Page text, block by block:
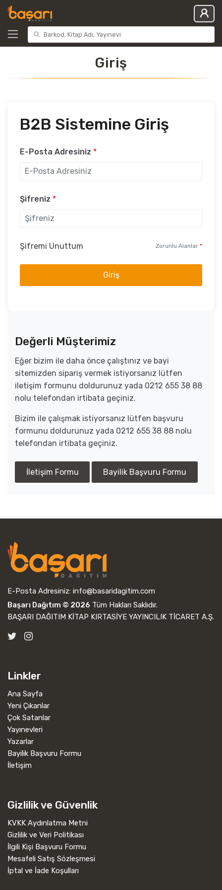
Giriş
B2B Sistemine Giriş
E-Posta Adresiniz *
Şifreniz *
Şifremi Unuttum Zorunlu Alanlar *
Giriş
Değerli Müşterimiz
Eğer bizim ile daha önce çalıştınız ve bayi
sitemizden sipariş vermek istiyorsanız lütfen
iletişim formunu doldurunuz yada 0212 655 38 88
nolu telefondan irtibata geçiniz.
Bizim ile çalışmak istiyorsanız lütfen başvuru
formunu doldurunuz yada 0212 655 38 88 nolu
telefondan irtibata geçiniz.
İletişim Formu Bayilik Başvuru Formu
E-Posta Adresiniz: info@basaridagitim.com
Başarı Dağıtım © 2026 Tüm Hakları Saklıdır.
BAŞARI DAĞITIM KİTAP KIRTASİYE YAYINCILIK TİCARET A.Ş.
Linkler
Ana Sayfa
Yeni Çıkanlar
Çok Satanlar
Yayınevleri
Yazarlar
Bayilik Başvuru Formu
İletişim
Gizlilik ve Güvenlik
KVKK Aydınlatma Metni
Gizlilik ve Veri Politikası
İlgili Kişi Başvuru Formu
Mesafeli Satış Sözleşmesi
İptal ve İade Koşulları